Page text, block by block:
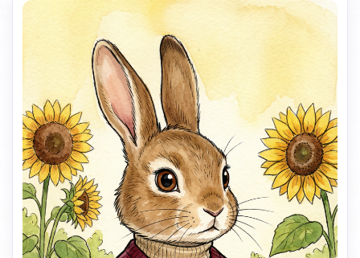
trübe Stimmung.